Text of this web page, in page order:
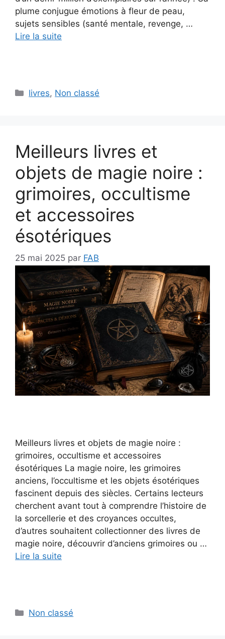
plume conjugue émotions à fleur de peau,
sujets sensibles (santé mentale, revenge, …
Lire la suite
Catégories
livres, Non classé
Meilleurs livres et
objets de magie noire :
grimoires, occultisme
et accessoires
ésotériques
25 mai 2025 par FAB
Meilleurs livres et objets de magie noire :
grimoires, occultisme et accessoires
ésotériques La magie noire, les grimoires
anciens, l’occultisme et les objets ésotériques
fascinent depuis des siècles. Certains lecteurs
cherchent avant tout à comprendre l’histoire de
la sorcellerie et des croyances occultes,
d’autres souhaitent collectionner des livres de
magie noire, découvrir d’anciens grimoires ou …
Lire la suite
Catégories
Non classé